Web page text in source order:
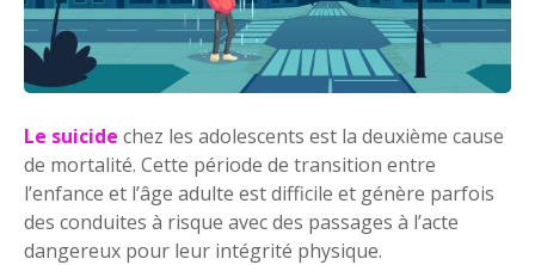
Le suicide chez les adolescents est la deuxième cause
de mortalité. Cette période de transition entre
l’enfance et l’âge adulte est difficile et génère parfois
des conduites à risque avec des passages à l’acte
dangereux pour leur intégrité physique.